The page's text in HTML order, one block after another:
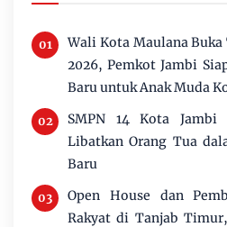
Wali Kota Maulana
2026, Pemkot Jambi
Baru untuk Anak Muda
SMPN 14 Kota Jambi
Libatkan Orang Tua
Baru
Open House dan
Rakyat di Tanjab